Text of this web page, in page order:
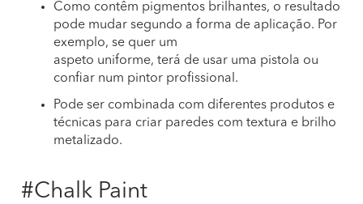
Como contêm pigmentos brilhantes, o resultado
pode mudar segundo a forma de aplicação. Por
exemplo, se quer um
aspeto uniforme, terá de usar uma pistola ou
confiar num pintor profissional.
Pode ser combinada com diferentes produtos e
técnicas para criar paredes com textura e brilho
metalizado.
#Chalk Paint